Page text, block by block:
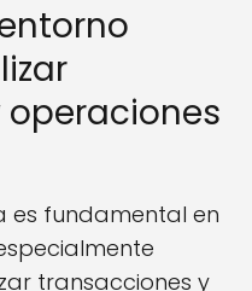
es fundamental en
transacciones y